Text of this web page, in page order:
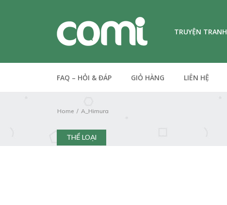
TRUYỆN TRANH
FAQ – HỎI & ĐÁP GIỎ HÀNG LIÊN HỆ
Home A_Himura
THỂ LOẠI